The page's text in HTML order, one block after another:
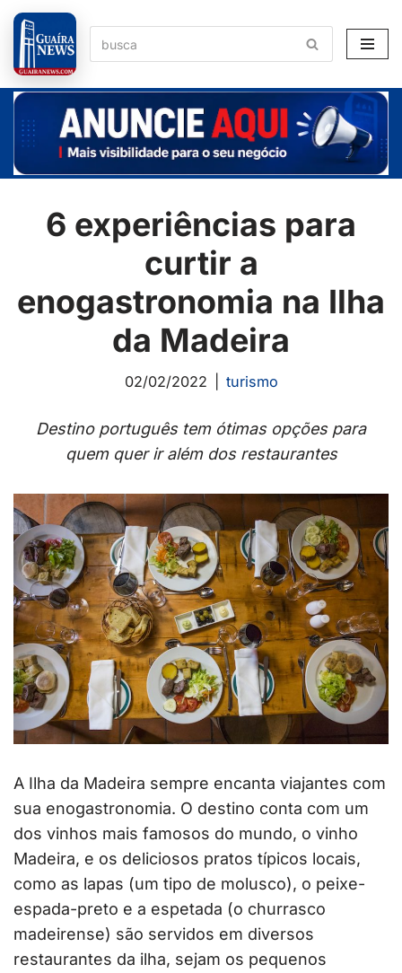
Pular
para
o
conteúdo
6 experiências para
curtir a
enogastronomia na Ilha
da Madeira
02/02/2022 turismo
Destino português tem ótimas opções para
quem quer ir além dos restaurantes
A Ilha da Madeira sempre encanta viajantes com
sua enogastronomia. O destino conta com um
dos vinhos mais famosos do mundo, o vinho
Madeira, e os deliciosos pratos típicos locais,
como as lapas (um tipo de molusco), o peixe-
espada-preto e a espetada (o churrasco
madeirense) são servidos em diversos
restaurantes da ilha, sejam os pequenos